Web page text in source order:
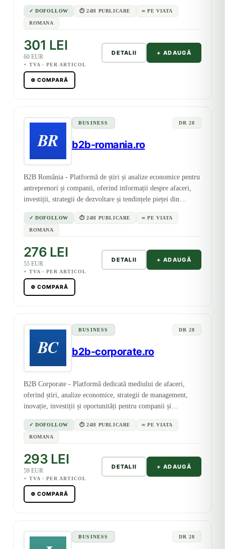
✓ DOFOLLOW ⏱ 24H PUBLICARE ∞ PE VIATA
ROMANA
301 LEI
60 EUR
+ TVA · PER ARTICOL
DETALII + ADAUGĂ
⊕ COMPARĂ
BUSINESS DR 28
b2b-romania.ro
B2B România - Platformă de știri și analize economice pentru
antreprenori și companii, oferind informații despre afaceri,
investiții, strategii de dezvoltare și tendințele pieței din
✓ DOFOLLOW ⏱ 24H PUBLICARE ∞ PE VIATA
ROMANA
276 LEI
55 EUR
+ TVA · PER ARTICOL
DETALII + ADAUGĂ
⊕ COMPARĂ
BUSINESS DR 28
b2b-corporate.ro
B2B Corporate - Platformă dedicată mediului de afaceri,
oferind știri, analize economice, strategii de management,
inovație, investiții și oportunități pentru companii și
✓ DOFOLLOW ⏱ 24H PUBLICARE ∞ PE VIATA
ROMANA
293 LEI
59 EUR
+ TVA · PER ARTICOL
DETALII + ADAUGĂ
⊕ COMPARĂ
BUSINESS DR 28